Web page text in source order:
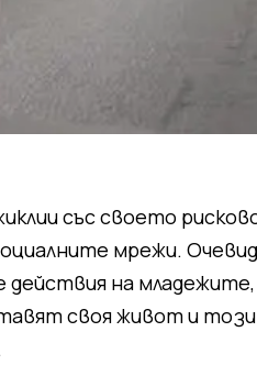
със своето
мрежи.
действия на
своя живот и